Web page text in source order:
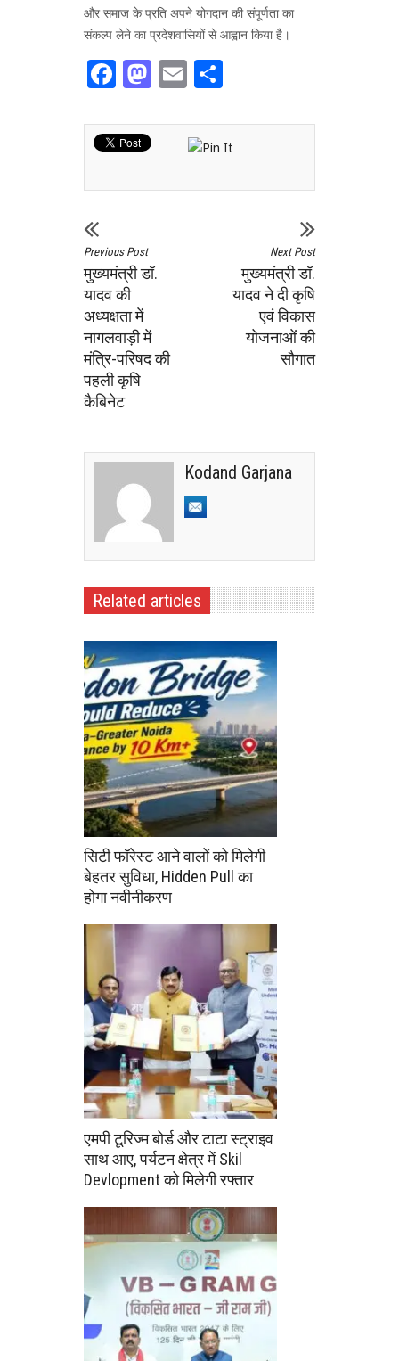
और समाज के प्रति अपने योगदान की संपूर्णता का
संकल्प लेने का प्रदेशवासियों से आह्वान किया है।
Facebook
Mastodon
Email
Previous Post
मुख्यमंत्री डॉ.
यादव की
अध्यक्षता में
नागलवाड़ी में
मंत्रि-परिषद की
पहली कृषि
कैबिनेट
Next Post
मुख्यमंत्री डॉ.
यादव ने दी कृषि
एवं विकास
योजनाओं की
सौगात
Kodand Garjana
Related articles
सिटी फॉरेस्ट आने वालों को मिलेगी
बेहतर सुविधा, Hidden Pull का
होगा नवीनीकरण
एमपी टूरिज्म बोर्ड और टाटा स्ट्राइव
साथ आए, पर्यटन क्षेत्र में Skil
Devlopment को मिलेगी रफ्तार